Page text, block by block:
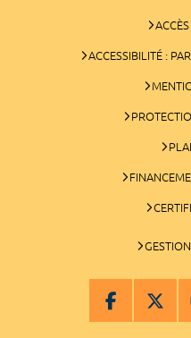
ACCESSIBILITÉ :